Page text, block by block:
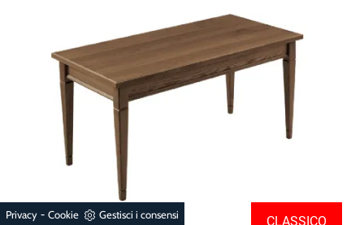
CLASSICO
Privacy - Cookie Gestisci i consensi